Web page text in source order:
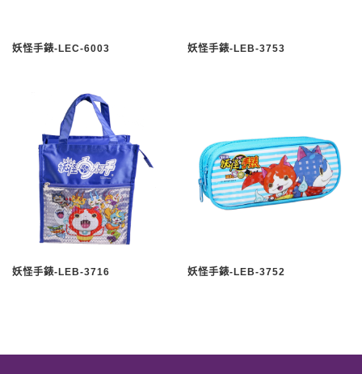
妖怪手錶-LEC-6003 妖怪手錶-LEB-3753
妖怪手錶-LEB-3716 妖怪手錶-LEB-3752